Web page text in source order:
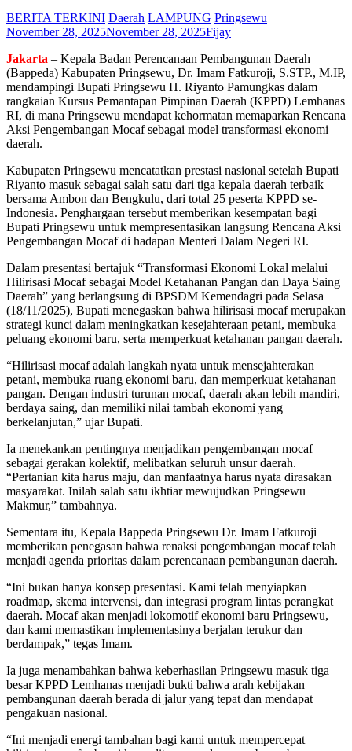
BERITA TERKINI Daerah LAMPUNG Pringsewu
November 28, 2025November 28, 2025Fijay
Jakarta – Kepala Badan Perencanaan Pembangunan Daerah
(Bappeda) Kabupaten Pringsewu, Dr. Imam Fatkuroji, S.STP., M.IP,
mendampingi Bupati Pringsewu H. Riyanto Pamungkas dalam
rangkaian Kursus Pemantapan Pimpinan Daerah (KPPD) Lemhanas
RI, di mana Pringsewu mendapat kehormatan memaparkan Rencana
Aksi Pengembangan Mocaf sebagai model transformasi ekonomi
daerah.
Kabupaten Pringsewu mencatatkan prestasi nasional setelah Bupati
Riyanto masuk sebagai salah satu dari tiga kepala daerah terbaik
bersama Ambon dan Bengkulu, dari total 25 peserta KPPD se-
Indonesia. Penghargaan tersebut memberikan kesempatan bagi
Bupati Pringsewu untuk mempresentasikan langsung Rencana Aksi
Pengembangan Mocaf di hadapan Menteri Dalam Negeri RI.
Dalam presentasi bertajuk “Transformasi Ekonomi Lokal melalui
Hilirisasi Mocaf sebagai Model Ketahanan Pangan dan Daya Saing
Daerah” yang berlangsung di BPSDM Kemendagri pada Selasa
(18/11/2025), Bupati menegaskan bahwa hilirisasi mocaf merupakan
strategi kunci dalam meningkatkan kesejahteraan petani, membuka
peluang ekonomi baru, serta memperkuat ketahanan pangan daerah.
“Hilirisasi mocaf adalah langkah nyata untuk mensejahterakan
petani, membuka ruang ekonomi baru, dan memperkuat ketahanan
pangan. Dengan industri turunan mocaf, daerah akan lebih mandiri,
berdaya saing, dan memiliki nilai tambah ekonomi yang
berkelanjutan,” ujar Bupati.
Ia menekankan pentingnya menjadikan pengembangan mocaf
sebagai gerakan kolektif, melibatkan seluruh unsur daerah.
“Pertanian kita harus maju, dan manfaatnya harus nyata dirasakan
masyarakat. Inilah salah satu ikhtiar mewujudkan Pringsewu
Makmur,” tambahnya.
Sementara itu, Kepala Bappeda Pringsewu Dr. Imam Fatkuroji
memberikan penegasan bahwa renaksi pengembangan mocaf telah
menjadi agenda prioritas dalam perencanaan pembangunan daerah.
“Ini bukan hanya konsep presentasi. Kami telah menyiapkan
roadmap, skema intervensi, dan integrasi program lintas perangkat
daerah. Mocaf akan menjadi lokomotif ekonomi baru Pringsewu,
dan kami memastikan implementasinya berjalan terukur dan
berdampak,” tegas Imam.
Ia juga menambahkan bahwa keberhasilan Pringsewu masuk tiga
besar KPPD Lemhanas menjadi bukti bahwa arah kebijakan
pembangunan daerah berada di jalur yang tepat dan mendapat
pengakuan nasional.
“Ini menjadi energi tambahan bagi kami untuk mempercepat